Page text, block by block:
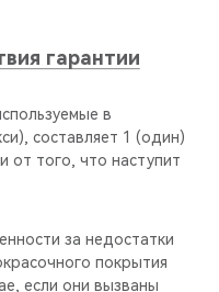
гарантии
в
составляет 1 (один)
от того, что наступит
за недостатки
покрытия
если они вызваны